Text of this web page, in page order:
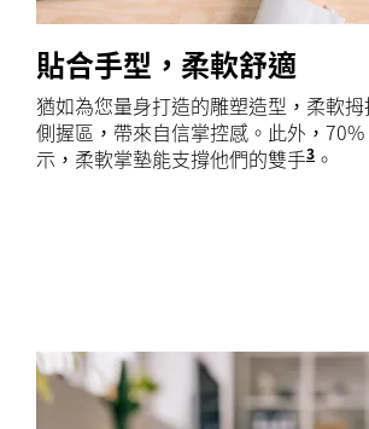
貼合手型，柔軟舒適
猶如為您量身打造的雕塑造型，柔軟
側握區，帶來自信掌控感。此外，
示，柔軟掌墊能支撐他們的雙手3 根據
。